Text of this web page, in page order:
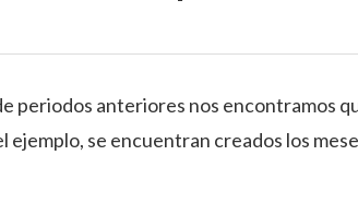
periodos anteriores nos encontramos
se encuentran creados los